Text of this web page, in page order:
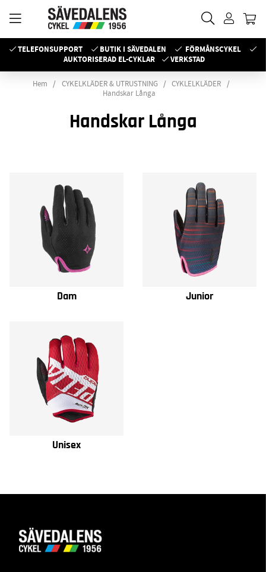
TELEFONSUPPORT BUTIK I SÄVEDALEN
FÖRMÅNSCYKEL
AUKTORISERAD EL-CYKLAR
VERKSTAD
Hem CYKELKLÄDER & UTRUSTNING
CYKLELKLÄDER
Handskar Långa
Handskar Långa
Dam Junior
Unisex